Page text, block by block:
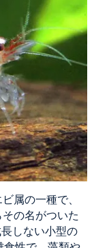
属の一種で、
の名がついた
しない小型の